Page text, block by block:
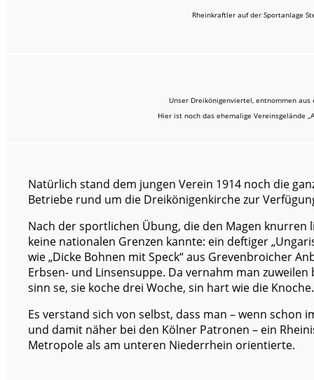
Rheinkraftler auf der Sportanlage
Unser Dreikönigenviertel, entnommen
Hier ist noch das ehemalige Vereinsgelände
Natürlich stand dem jungen Verein 1914 noch die
Betriebe rund um die Dreikönigenkirche zur
Nach der sportlichen Übung, die den Magen knurren
keine nationalen Grenzen kannte: ein deftiger
wie „Dicke Bohnen mit Speck“ aus Grevenbroicher
Erbsen- und Linsensuppe. Da vernahm man
sinn se, sie koche drei Woche, sin hart wie die
Es verstand sich von selbst, dass man – wenn
und damit näher bei den Kölner Patronen – ein
Metropole als am unteren Niederrhein orientierte.